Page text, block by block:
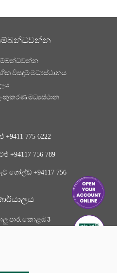
විසඳුම් මධ්‍යස්ථානය
මධ්‍යස්ථාන
+9411 775 6222
+94117 756 789
ගෝල්ඩ් +94117 756
පාර, කොළඹ 3